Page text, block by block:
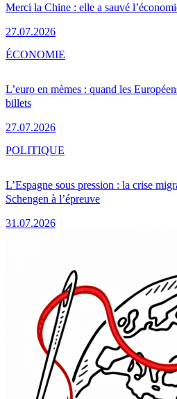
Merci la Chine : elle a sauvé
27.07.2026
L’euro en mèmes : quand les
billets
27.07.2026
ÉCONOMIE
L’Espagne sous pression : la crise
Schengen à l’épreuve
31.07.2026
POLITIQUE